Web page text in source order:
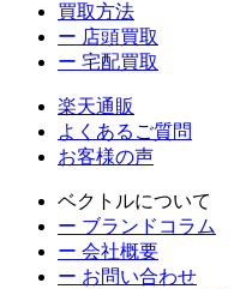
買取方法
ー 店頭買取
ー 宅配買取
楽天通販
よくあるご質問
お客様の声
ベクトルについて
ー ブランドコラム
ー 会社概要
ー お問い合わせ